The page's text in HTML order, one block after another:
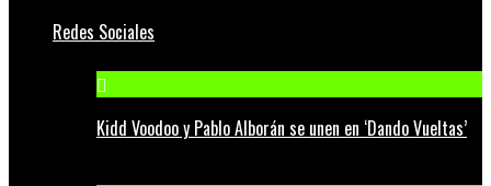
Redes Sociales
Kidd Voodoo y Pablo Alborán se unen en ‘Dando Vueltas’